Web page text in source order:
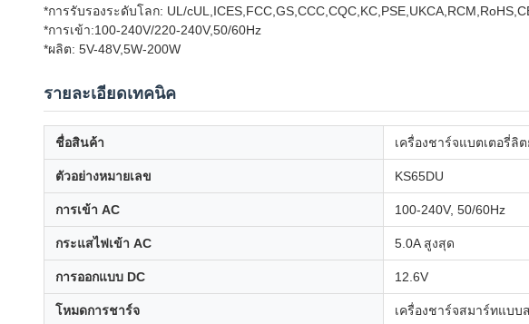
*การรับรองระดับโลก: UL/
*การเข้า:100-240V/220-240V,50/60Hz
*ผลิต: 5V-48V,5W-200W
รายละเอียดเทคนิค
ชื่อสินค้า เครื่องชาร์จแบตเตอรี่ลิ
ตัวอย่างหมายเลข KS65DU
การเข้า AC 100-240V, 50/60Hz
กระแสไฟเข้า AC 5.0A สูงสุด
การออกแบบ DC 12.6V
โหมดการชาร์จ เครื่องชาร์จสมาร์ทแบบ